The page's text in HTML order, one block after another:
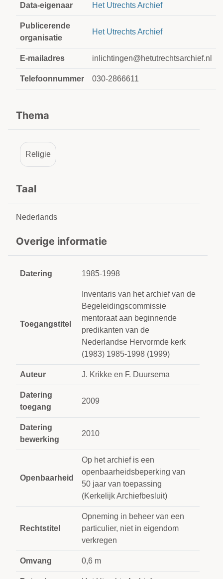
Data-eigenaar Het Utrechts Archief
Publicerende
organisatie
Het Utrechts Archief
E-mailadres inlichtingen@hetutrechtsarchief.nl
Telefoonnummer 030-2866611
Thema
Religie
Taal
Nederlands
Overige informatie
Datering 1985-1998
Toegangstitel
Inventaris van het archief van de
Begeleidingscommissie
mentoraat aan beginnende
predikanten van de
Nederlandse Hervormde kerk
(1983) 1985-1998 (1999)
Auteur J. Krikke en F. Duursema
Datering
toegang
2009
Datering
bewerking
2010
Openbaarheid
Op het archief is een
openbaarheidsbeperking van
50 jaar van toepassing
(Kerkelijk Archiefbesluit)
Rechtstitel
Opneming in beheer van een
particulier, niet in eigendom
verkregen
Omvang 0,6 m